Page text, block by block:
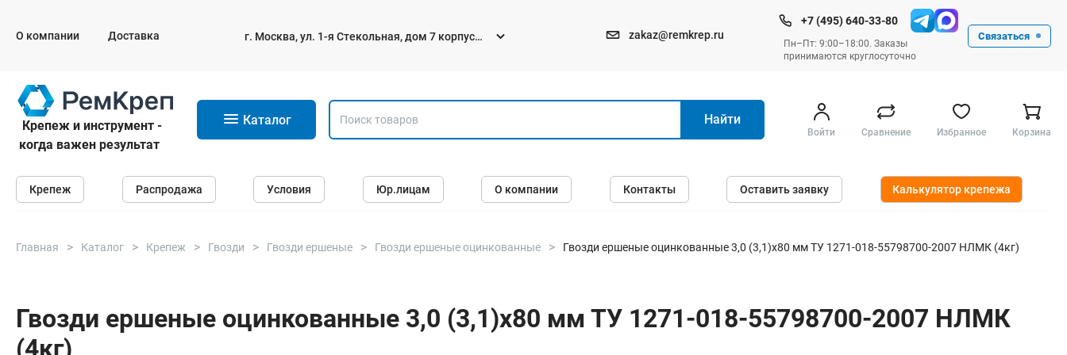
О компании Доставка
г. Москва, ул. 1-я Стекольная, дом 7 корпус
zakaz@remkrep.ru
+7 (495) 640-33-80
Пн–Пт: 9:00–18:00. Заказы
принимаются круглосуточно
Связаться
Крепеж и инструмент -
когда важен результат
Каталог
Крепеж
Анкеры
Саморезы и шурупы
Электро и бензоинструменты
Перфораторы
Ручные инструменты
Малярные
Столярные
Найти
Войти Сравнение Избранное Корзина
Крепеж Распродажа Условия Юр.лицам О компании Контакты Оставить заявку Калькулятор крепежа
Главная Каталог Крепеж Гвозди Гвозди ершеные Гвозди ершеные оцинкованные Гвозди ершеные оцинкованные 3,0 (3,1)х80 мм ТУ 1271-018-55798700-2007 НЛМК (4кг)
Гвозди ершеные оцинкованные 3,0 (3,1)х80 мм ТУ 1271-018-55798700-2007 НЛМК
(4кг)